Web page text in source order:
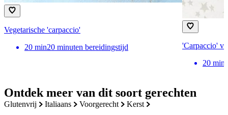
Ontdek meer van dit soort gerechten
glutenvrij italiaans voorgerecht kerst
Vegetarische 'carpaccio'
20 min20 minuten bereidingstijd
'Carpaccio'
20 min